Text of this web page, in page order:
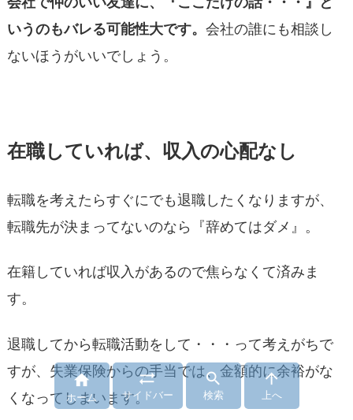
いうのもバレる可能性大です。 会社の誰にも相談し
ないほうがいいでしょう。
在職していれば、収入の心配なし
転職を考えたらすぐにでも退職したくなりますが、
転職先が決まってないのなら『辞めてはダメ』。
在籍していれば収入があるので焦らなくて済みま
す。
退職してから転職活動をして・・・って考えがちで
すが、失業保険からの手当では、金額的に余裕がな
くなってしまいます。

ホーム

サイドバー

検索

上へ